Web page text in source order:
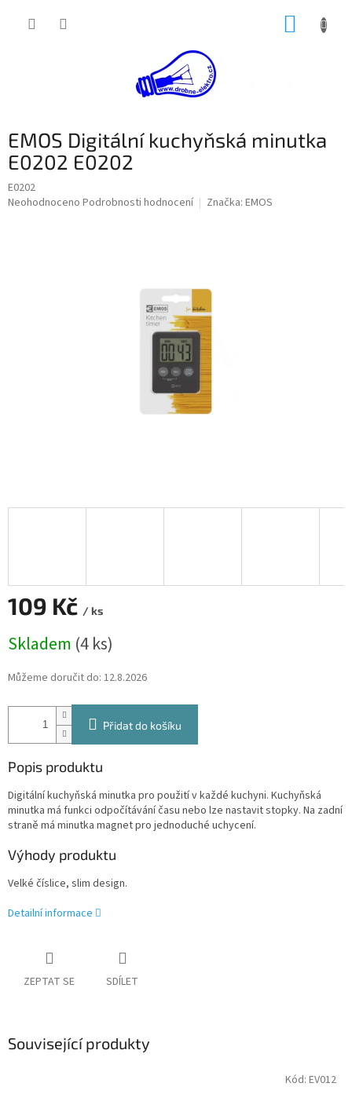
EMOS Digitální kuchyňská minutka
E0202 E0202
E0202
Průměrné
Neohodnoceno Podrobnosti hodnocení Značka: EMOS
109 Kč / ks
cena:
Skladem (4 ks)
Můžeme doručit do: 12.8.2026
Přidat do košíku
Popis produktu
Digitální kuchyňská minutka pro použití v každé kuchyni. Kuchyňská
minutka má funkci odpočítávání času nebo lze nastavit stopky. Na zadní
straně má minutka magnet pro jednoduché uchycení.
Výhody produktu
Velké číslice, slim design.
Detailní informace
ZEPTAT SE SDÍLET
Související produkty
Kód: EV012